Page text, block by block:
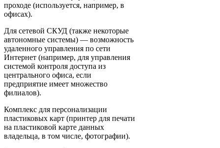
проходе (используется, например, в
офисах).
Для сетевой СКУД (также некоторые
автономные системы) — возможность
удаленного управления по сети
Интернет (например, для управления
системой контроля доступа из
центрального офиса, если
предприятие имеет множество
филиалов).
Комплекс для персонализации
пластиковых карт (принтер для печати
на пластиковой карте данных
владельца, в том числе, фотографии).